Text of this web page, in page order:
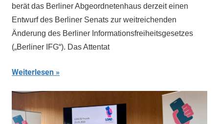
berät das Berliner Abgeordnetenhaus derzeit einen
Entwurf des Berliner Senats zur weitreichenden
Änderung des Berliner Informationsfreiheitsgesetzes
(„Berliner IFG“). Das Attentat
Weiterlesen